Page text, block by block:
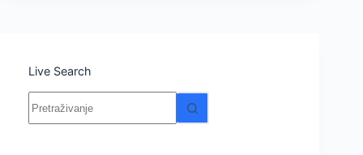
Live Search
Nema
rezultata.